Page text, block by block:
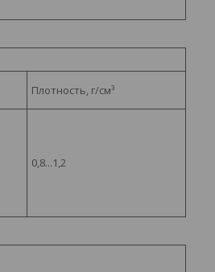
Плотность, г/см³
0,8...1,2